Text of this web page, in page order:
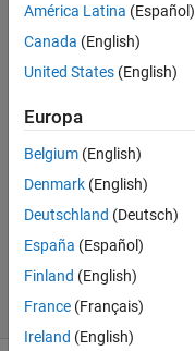
3 Mar
2021
1
accettata
Aggiornato
3 Mar 2021
Visualizzazioni
(30 giorni)
América Latina (Español)
Canada (English)
United States (English)
Europa
Belgium (English)
Denmark (English)
Deutschland (Deutsch)
España (Español)
Finland (English)
France (Français)
Ireland (English)